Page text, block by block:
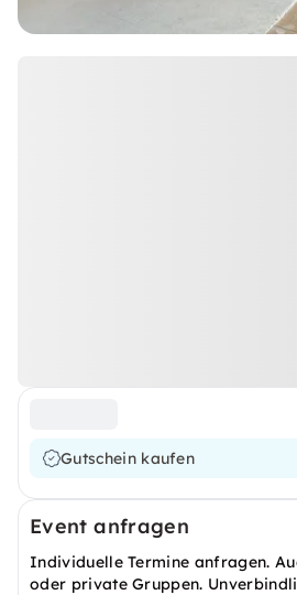
Gutschein kaufen
Event anfragen
Individuelle Termine anfragen.
oder private Gruppen.